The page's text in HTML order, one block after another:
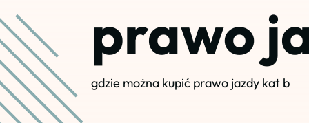
prawo
gdzie można kupić prawo jazdy kat b